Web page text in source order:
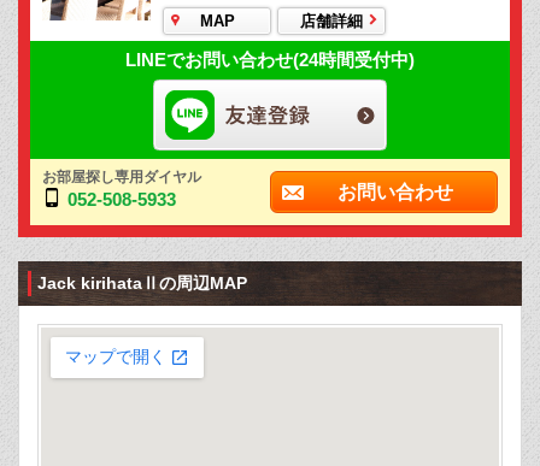
MAP 店舗詳細
LINEでお問い合わせ(24時間受付中)
お部屋探し専用ダイヤル
052-508-5933 お問い合わせ
Jack kirihataⅡの周辺MAP